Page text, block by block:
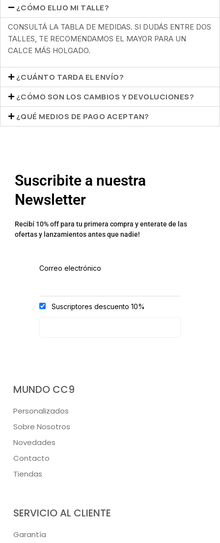
¿CÓMO ELIJO MI TALLE?
CONSULTÁ LA TABLA DE MEDIDAS. SI DUDÁS ENTRE DOS
TALLES, TE RECOMENDAMOS EL MAYOR PARA UN
CALCE MÁS HOLGADO.
¿CUÁNTO TARDA EL ENVÍO?
¿CÓMO SON LOS CAMBIOS Y DEVOLUCIONES?
¿QUÉ MEDIOS DE PAGO ACEPTAN?
Suscribite a nuestra
Newsletter
Recibí 10% off para tu primera compra y enterate de las
ofertas y lanzamientos antes que nadie!
Correo electrónico
Suscriptores descuento 10%
MUNDO CC9
Personalizados
Sobre Nosotros
Novedades
Contacto
Tiendas
SERVICIO AL CLIENTE
Garantía